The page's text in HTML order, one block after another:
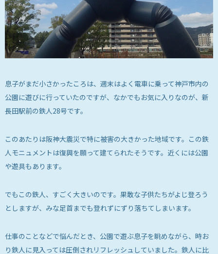
息子がまだ小さかったころは、週末はよく電車に乗って神戸市内の
公園に遊びに行っていたのですが、なかでもお気に入りなのが、新
長田駅前の鉄人28号です。
このあたりは阪神大震災で特に被害の大きかった地域です。この鉄
人モニュメントは復興を願って建てられたそうです。近くには公園
や遊具もあります。
でもこの鉄人、すごく大きいのです。果敢な子供たちがよじ登ろう
としますが、みな足首までも登れずにずり落ちてしまいます。
仕事のことなどで悩んだとき、公園で遊ぶ息子を眺めながら、時お
り鉄人に見入っては圧倒されリフレッシュしていました。鉄人に比